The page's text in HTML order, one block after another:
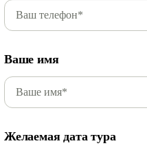
Ваше имя
Желаемая дата тура